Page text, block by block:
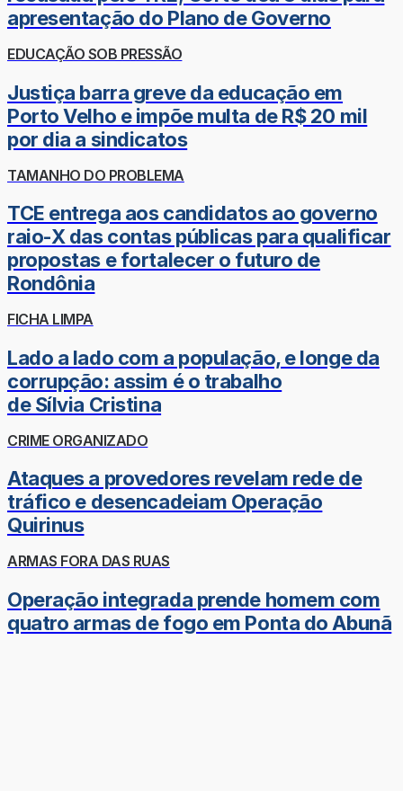
apresentação do Plano de Governo
EDUCAÇÃO SOB PRESSÃO
Justiça barra greve da educação em
Porto Velho e impõe multa de R$ 20 mil
por dia a sindicatos
TAMANHO DO PROBLEMA
TCE entrega aos candidatos ao governo
raio-X das contas públicas para qualificar
propostas e fortalecer o futuro de
Rondônia
FICHA LIMPA
Lado a lado com a população, e longe da
corrupção: assim é o trabalho
de Sílvia Cristina
CRIME ORGANIZADO
Ataques a provedores revelam rede de
tráfico e desencadeiam Operação
Quirinus
ARMAS FORA DAS RUAS
Operação integrada prende homem com
quatro armas de fogo em Ponta do Abunã